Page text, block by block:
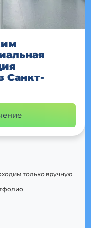
Санкт-
только вручную